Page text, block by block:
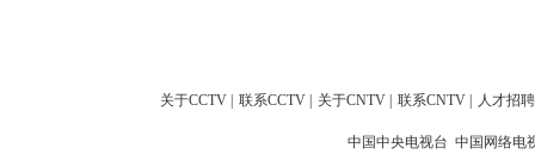
关于CCTV 联系CCTV 关于CNTV 联系CNTV 人才招聘
中国中央电视台 中国网络电